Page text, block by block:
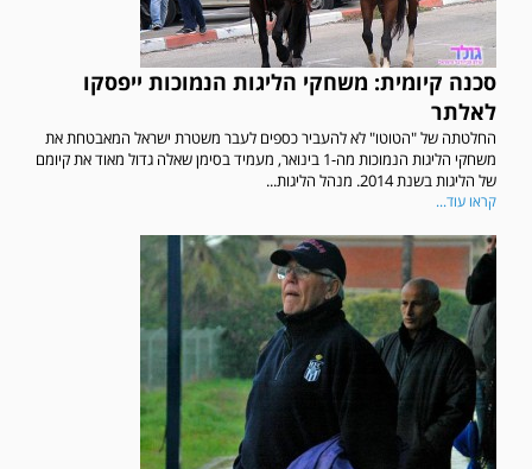
סכנה קיומית: משחקי הליגות הנמוכות ייפסקו
לאלתר
החלטתה של "הטוטו" לא להעביר כספים לעבר משטרת ישראל המאבטחת את
משחקי הליגות הנמוכות מה-1 בינואר, מעמיד בסימן שאלה גדול מאוד את קיומם
של הליגות בשנת 2014. מנהל הליגות...
קראו עוד...